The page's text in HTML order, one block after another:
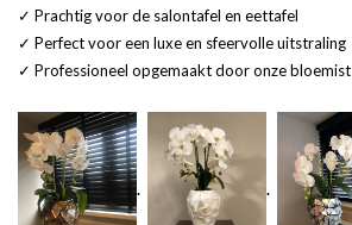
✓ Prachtig voor de salontafel en eettafel
✓ Perfect voor een luxe en sfeervolle uitstraling
✓ Professioneel opgemaakt door onze bloemist
. .